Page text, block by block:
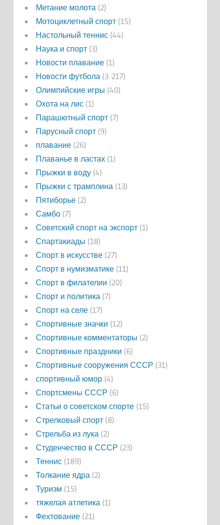
Метание молота (2)
Мотоциклетный спорт(15)
Настольный теннис(44)
Наука и спорт(3)
Новости плавание(1)
Новости футбола (3 217)
Олимпийские игры (40)
Охота на лис(1)
Парашютный спорт(7)
Парусный спорт(9)
плавание(26)
Плаванье в ластах(1)
Прыжки в воду(4)
Прыжки с трамплина (13)
Пятиборье(2)
Самбо(7)
Советский спорт на экспорт(1)
Спартакиады (18)
Спорт в искусстве(27)
Спорт в нумизматике(11)
Спорт в филателии (20)
Спорт и политика (7)
Спорт на селе(17)
Спортивные значки (12)
Спортивные комментаторы (2)
Спортивные праздники (6)
Спортивные сооружения СССР (31)
спортивный юмор(4)
Спортсмены СССР (6)
Статьи о советском спорте(15)
Стрелковый спорт(8)
Стрельба из лука (2)
Студенчество в СССР (23)
Теннис(189)
Толкание ядра (2)
Туризм (15)
тяжелая атлетика (1)
Фехтование(21)